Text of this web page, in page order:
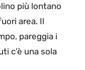
più lontano
area. Il
pareggia i
c’è una sola